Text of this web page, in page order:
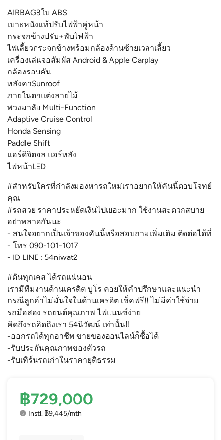
AIRBAG8ใบ ABS
เบาะหนังแท้ปรับไฟฟ้าคู่หน้า
กระจกข้างปรับ+พับไฟฟ้า
ไฟเลี้ยวกระจกข้างพร้อมกล้องด้านซ้ายเวลาเลี้ยว
เครื่องเล่นจอสัมผัส Android & Apple Carplay
กล้องรอบคัน
หลังคาSunroof
ภายในตกแต่งลายไม้
พวงมาลัย Multi-Function
Adaptive Cruise Control
Honda Sensing
Paddle Shift
แอร์ดิจิตอล แอร์หลัง
ไฟหน้าLED
#สำหรับใครที่กำลังมองหารถใหม่เราอยากให้คันนี้ตอบโจทย์
คุณ
#รถสวย ราคาประหยัดเงินไปเยอะมาก ใช้งานสะดวกสบาย
อย่าพลาดกันนะ
- สนใจอยากเป็นเจ้าของคันนี้หรือสอบถามเพิ่มเติม ติดต่อได้ที่
- โทร 090-101-1017
- ID LINE : 54niwat2
#ดันทุกเคส ได้รถแน่นอน
เรามีทีมงานด้านเครดิต บูโร คอยให้คำปรึกษาและแนะนำ
กรณีลูกค้าไม่มั่นใจในด้านเครดิต เช็คฟรี!! ไม่มีค่าใช้จ่าย
รถมือสอง รถยนต์คุณภาพ ไฟแนนซ์ง่าย
คิดถึงรถคิดถึงเรา 54นิวัฒน์ เท่านั้น‼
-ออกรถได้ทุกอาชีพ ขายของออนไลน์ก็ซื้อได้
-รับประกันคุณภาพของตัวรถ
-รับเทิร์นรถเก่าในราคายุติธรรม
฿729,000
Instl. ฿9,445/mth